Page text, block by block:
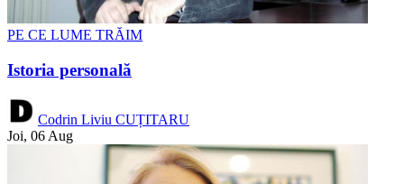
PE CE LUME TRĂIM
Istoria personală
Codrin Liviu CUȚITARU
Joi, 06 Aug